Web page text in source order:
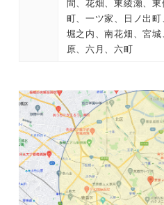
間、花畑、東綾瀬、
町、一ツ家、日ノ出町
堀之内、南花畑、宮
原、六月、六町